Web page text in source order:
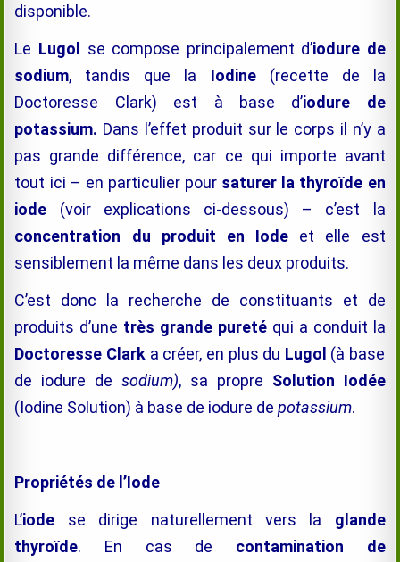
disponible.
Le Lugol se compose principalement d’iodure de
sodium, tandis que la Iodine (recette de la
Doctoresse Clark) est à base d’iodure de
potassium. Dans l’effet produit sur le corps il n’y a
pas grande différence, car ce qui importe avant
tout ici – en particulier pour saturer la thyroïde en
iode (voir explications ci-dessous) – c’est la
concentration du produit en Iode et elle est
sensiblement la même dans les deux produits.
C’est donc la recherche de constituants et de
produits d’une très grande pureté qui a conduit la
Doctoresse Clark a créer, en plus du Lugol (à base
de iodure desodium), sa propre Solution Iodée
(Iodine Solution) à base de iodure depotassium.
Propriétés de l’Iode
L’iode se dirige naturellement vers la glande
thyroïde. En cas de contamination de